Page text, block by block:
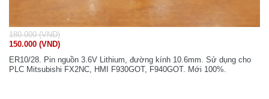
180.000 (VND)
150.000 (VND)
ER10/28. Pin nguồn 3.6V Lithium, đường kính 10.6mm. Sử dụng cho
PLC Mitsubishi FX2NC, HMI F930GOT, F940GOT. Mới 100%.